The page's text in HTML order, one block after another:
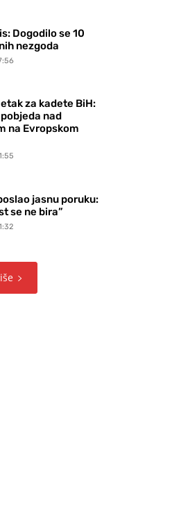
Dogodilo se 10
nezgoda
za kadete BiH:
nad
na Evropskom
jasnu poruku:
se ne bira”